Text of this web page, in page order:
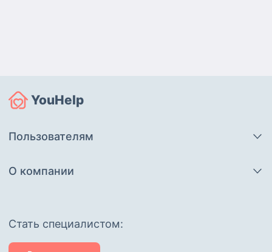
YouHelp
Пользователям
О компании
Cтать специалистом: